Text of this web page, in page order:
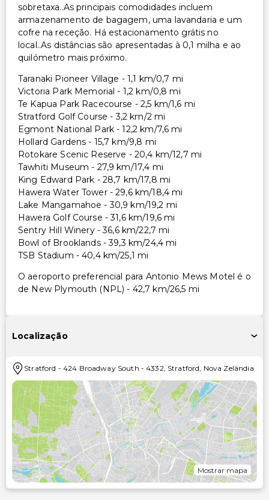
sobretaxa..As principais comodidades incluem
armazenamento de bagagem, uma lavandaria e um
cofre na receção. Há estacionamento grátis no
local..As distâncias são apresentadas à 0,1 milha e ao
quilómetro mais próximo.
Taranaki Pioneer Village - 1,1 km/0,7 mi
Victoria Park Memorial - 1,2 km/0,8 mi
Te Kapua Park Racecourse - 2,5 km/1,6 mi
Stratford Golf Course - 3,2 km/2 mi
Egmont National Park - 12,2 km/7,6 mi
Hollard Gardens - 15,7 km/9,8 mi
Rotokare Scenic Reserve - 20,4 km/12,7 mi
Tawhiti Museum - 27,9 km/17,4 mi
King Edward Park - 28,7 km/17,8 mi
Hawera Water Tower - 29,6 km/18,4 mi
Lake Mangamahoe - 30,9 km/19,2 mi
Hawera Golf Course - 31,6 km/19,6 mi
Sentry Hill Winery - 36,6 km/22,7 mi
Bowl of Brooklands - 39,3 km/24,4 mi
TSB Stadium - 40,4 km/25,1 mi
O aeroporto preferencial para Antonio Mews Motel é o
de New Plymouth (NPL) - 42,7 km/26,5 mi
Localização
Stratford - 424 Broadway South -4332 Stratford Nova Zelândia
Mostrar mapa